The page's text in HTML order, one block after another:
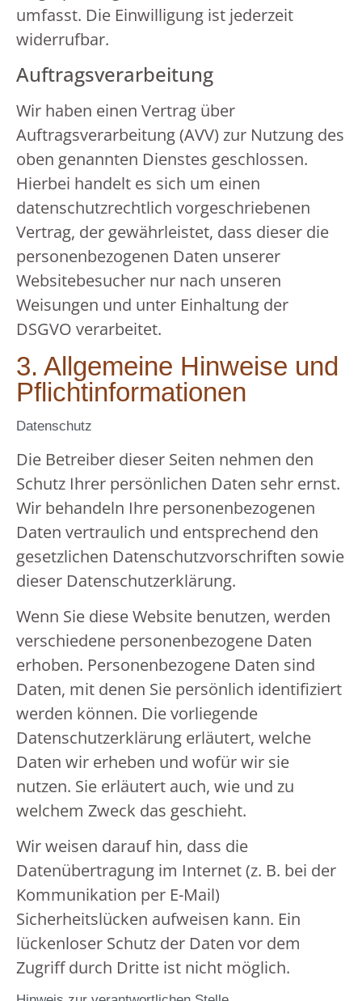
umfasst. Die Einwilligung ist jederzeit
widerrufbar.
Auftragsverarbeitung
Wir haben einen Vertrag über
Auftragsverarbeitung (AVV) zur Nutzung des
oben genannten Dienstes geschlossen.
Hierbei handelt es sich um einen
datenschutzrechtlich vorgeschriebenen
Vertrag, der gewährleistet, dass dieser die
personenbezogenen Daten unserer
Websitebesucher nur nach unseren
Weisungen und unter Einhaltung der
DSGVO verarbeitet.
3. Allgemeine Hinweise und
Pflicht­informationen
Datenschutz
Die Betreiber dieser Seiten nehmen den
Schutz Ihrer persönlichen Daten sehr ernst.
Wir behandeln Ihre personenbezogenen
Daten vertraulich und entsprechend den
gesetzlichen Datenschutzvorschriften sowie
dieser Datenschutzerklärung.
Wenn Sie diese Website benutzen, werden
verschiedene personenbezogene Daten
erhoben. Personenbezogene Daten sind
Daten, mit denen Sie persönlich identifiziert
werden können. Die vorliegende
Datenschutzerklärung erläutert, welche
Daten wir erheben und wofür wir sie
nutzen. Sie erläutert auch, wie und zu
welchem Zweck das geschieht.
Wir weisen darauf hin, dass die
Datenübertragung im Internet (z. B. bei der
Kommunikation per E-Mail)
Sicherheitslücken aufweisen kann. Ein
lückenloser Schutz der Daten vor dem
Zugriff durch Dritte ist nicht möglich.